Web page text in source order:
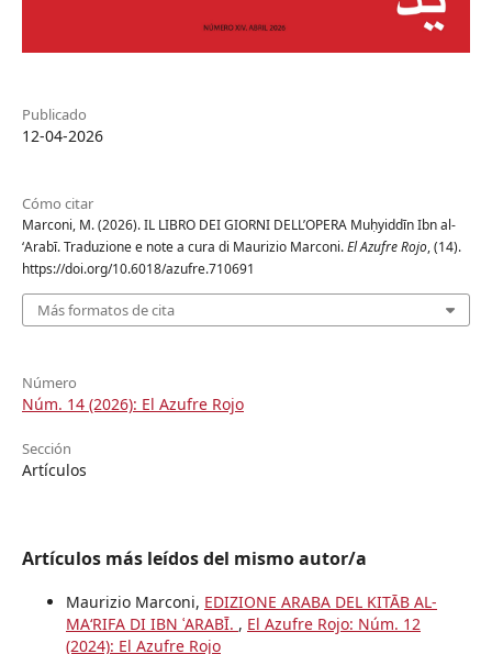
Publicado
12-04-2026
Cómo citar
Marconi, M. (2026). IL LIBRO DEI GIORNI DELL’OPERA Muḥyiddīn Ibn al-
ʻArabī. Traduzione e note a cura di Maurizio Marconi.El Azufre Rojo, (14).
https://doi.org/10.6018/azufre.710691
Más formatos de cita
Número
Núm. 14 (2026): El Azufre Rojo
Sección
Artículos
Artículos más leídos del mismo autor/a
Maurizio Marconi, EDIZIONE ARABA DEL KITĀB AL-
MAʻRIFA DI IBN ʿARABĪ. , El Azufre Rojo: Núm. 12
(2024): El Azufre Rojo